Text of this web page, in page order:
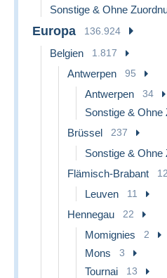
Sonstige & Ohne
Europa 136.924
Belgien 1.817
Antwerpen 95
Antwerpen 34
Sonstige & Ohne
Brüssel 237
Sonstige & Ohne
Flämisch-Brabant 12
Leuven 11
Hennegau 22
Momignies 2
Mons 3
Tournai 13